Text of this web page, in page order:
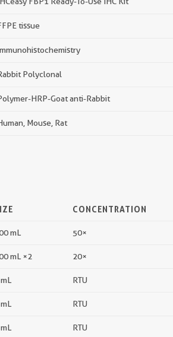
tissue
Polyclonal
HRP-Goat anti-Rabbit
Mouse, Rat
CONCENTRATION
mL 50×
mL ×2 20×
RTU
RTU
RTU